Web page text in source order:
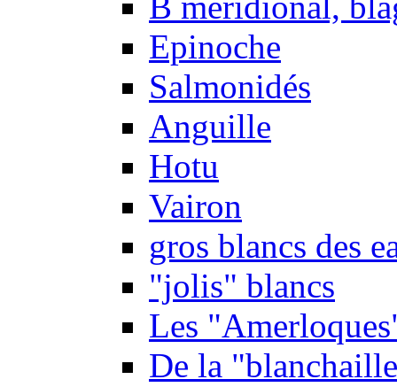
Epinoche
Salmonidés
Anguille
Hotu
Vairon
gros blancs des
"jolis" blancs
Les
De la